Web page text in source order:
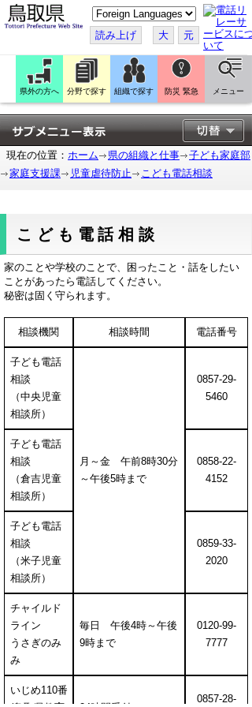
こ
の
ペ
ー
ジ
翻
訳
す
る
読み上げ 大 元
県外の方へ 分野で探す 組織で探す 防災 緊急 メニュー
現在の位置： ホーム 県の組織と仕事
子ども家庭部
家庭支援課
児童虐待防止 こども電話相談
こども電話相談
家のことや学校のことで、困ったこと・話をしたい
ことがあったら電話してください。
秘密は固く守られます。
相談機関 相談時間 電話番号
子ども電話
相談
（中央児童
相談所）
月～金 午前8時30分
～午後5時まで
0857-29-
5460
子ども電話
相談
（倉吉児童
相談所）
0858-22-
4152
子ども電話
相談
（米子児童
相談所）
0859-33-
2020
チャイルド
ライン
うさぎのみ
み
毎日 午後4時～午後
9時まで
0120-99-
7777
いじめ110番
0857-28-